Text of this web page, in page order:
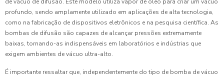
de vácuo de difusão. Este modelo utiliza vapor de óleo para criar um vácuo
profundo, sendo amplamente utilizado em aplicações de alta tecnologia,
como na fabricação de dispositivos eletrônicos e na pesquisa científica. As
bombas de difusão são capazes de alcançar pressões extremamente
baixas, tornando-as indispensáveis em laboratórios e indústrias que
exigem ambientes de vácuo ultra-alto.
É importante ressaltar que, independentemente do tipo de bomba de vácuo